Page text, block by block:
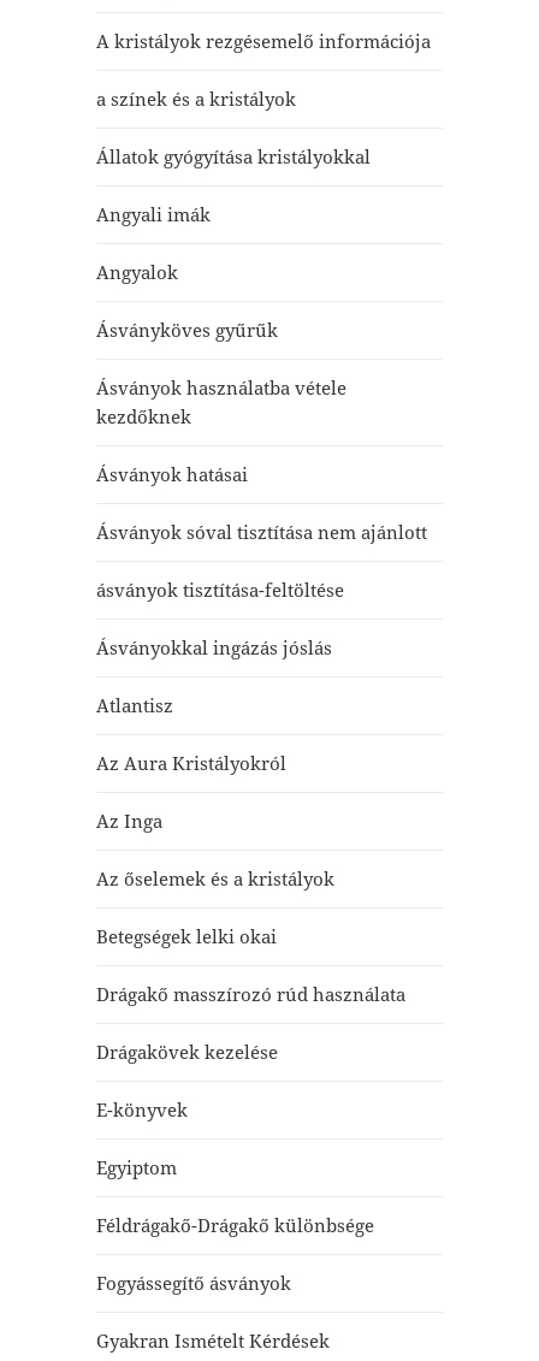
A kristályok rezgésemelő információja
a színek és a kristályok
Állatok gyógyítása kristályokkal
Angyali imák
Angyalok
Ásványköves gyűrűk
Ásványok használatba vétele
kezdőknek
Ásványok hatásai
Ásványok sóval tisztítása nem ajánlott
ásványok tisztítása-feltöltése
Ásványokkal ingázás jóslás
Atlantisz
Az Aura Kristályokról
Az Inga
Az őselemek és a kristályok
Betegségek lelki okai
Drágakő masszírozó rúd használata
Drágakövek kezelése
E-könyvek
Egyiptom
Féldrágakő-Drágakő különbsége
Fogyássegítő ásványok
Gyakran Ismételt Kérdések